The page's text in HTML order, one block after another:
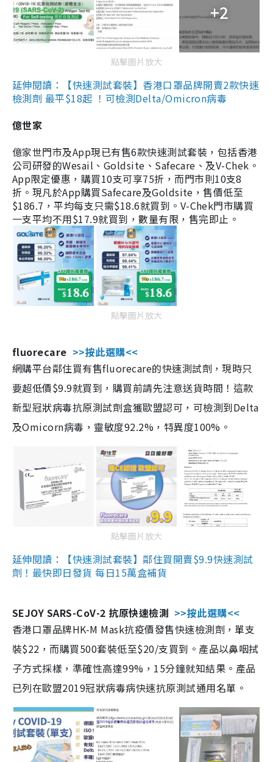
+2
點擊圖片放大
延伸閱讀：【快速測試套裝】香港口罩品牌開賣2款快速
檢測劑 最平$18起 ！可檢測Delta/Omicron病毒
億世家
億家世門市及App現已有售6款快速測試套裝，包括香港
公司研發的Wesail、Goldsite、Safecare、及V-Chek。
App限定優惠，購買10支可享75折，而門市則10支8
折。現凡於App購買Safecare及Goldsite，售價低至
$186.7，平均每支只需$18.6就買到。V-Chek門市購買
一支平均不用$17.9就買到，數量有限，售完即止。
點擊圖片放大
fluorecare >>按此選購<<
網購平台鄰住買有售fluorecare的快速測試劑，現時只
要超低價$9.9就買到，購買前請先注意送貨時間！這款
新型冠狀病毒抗原測試劑盒獲歐盟認可，可檢測到Delta
及Omicorn病毒，靈敏度92.2%，特異度100%。
點擊圖片放大
延伸閱讀：【快速測試套裝】鄰住買開賣$9.9快速測試
劑！最快即日發貨 每日15萬盒補貨
SEJOY SARS-CoV-2 抗原快速檢測 >>按此選購<<
香港口罩品牌HK-M Mask抗疫價發售快速檢測劑，單支
裝$22，而購買500套裝低至$20/支買到。產品以鼻咽拭
子方式採樣，準確性高達99%，15分鐘就知結果。產品
已列在歐盟2019冠狀病毒病快速抗原測試通用名單。